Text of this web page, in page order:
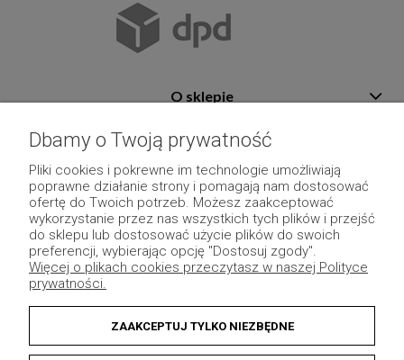
O sklepie
Płatność i dostawa
Moje konto
Pozostałe
Dbamy o Twoją prywatność
Pliki cookies i pokrewne im technologie umożliwiają
poprawne działanie strony i pomagają nam dostosować
ofertę do Twoich potrzeb. Możesz zaakceptować
wykorzystanie przez nas wszystkich tych plików i przejść
do sklepu lub dostosować użycie plików do swoich
preferencji, wybierając opcję "Dostosuj zgody".
Więcej o plikach cookies przeczytasz w naszej Polityce
prywatności.
ZAAKCEPTUJ TYLKO NIEZBĘDNE